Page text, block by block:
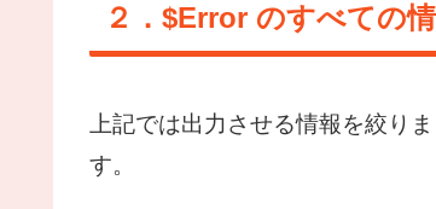
２．$Error のすべての
上記では出力させる情報を絞りま
す。